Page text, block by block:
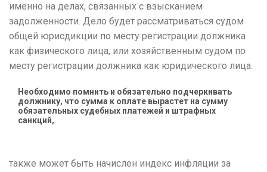
именно на делах, связанных с взысканием
задолженности. Дело будет рассматриваться судом
общей юрисдикции по месту регистрации должника
как физического лица, или хозяйственным судом по
месту регистрации должника как юридического лица.
Необходимо помнить и обязательно подчеркивать
должнику, что сумма к оплате вырастет на сумму
обязательных судебных платежей и штрафных
санкций,
также может быть начислен индекс инфляции за